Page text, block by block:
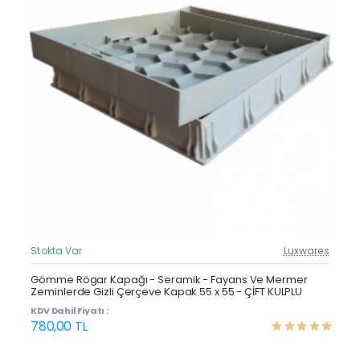
Güncel Fiyat
Çok Satan
Stokta Var Luxwares
Gömme Rögar Kapağı - Seramik - Fayans Ve Mermer
Zeminlerde Gizli Çerçeve Kapak 55 x 55 - ÇİFT KULPLU
KDV Dahil Fiyatı :
780,00 TL